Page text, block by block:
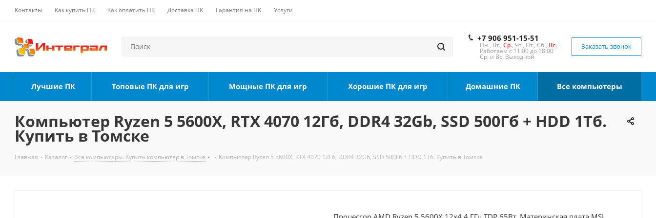
Контакты Как купить ПК Как оплатить ПК Доставка ПК Гарантия на ПК Услуги
+7 906 951-15-51
Пн., Вт., Ср., Чт., Пт., Сб., Вс.
Работаем с 11:00 до 18:00
Ср. и Вс. Выходной
Заказать звонок
Лучшие ПК Топовые ПК для игр Мощные ПК для игр Хорошие ПК для игр Домашние ПК Все компьютеры
Компьютер Ryzen 5 5600X, RTX 4070 12Гб, DDR4 32Gb, SSD 500Гб + HDD 1Тб.
Купить в Томске
Главная - Каталог - Все компьютеры. Купить компьютер в Томске - Компьютер Ryzen 5 5600X, RTX 4070 12Гб, DDR4 32Gb, SSD 500Гб + HDD 1Тб. Купить в Томске